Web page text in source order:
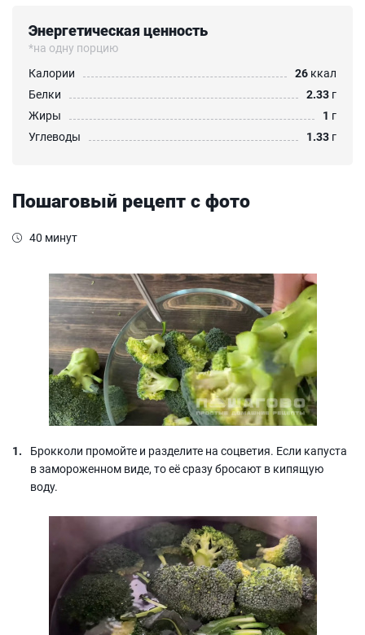
Энергетическая ценность
*на одну порцию
Калории
26 ккал
Белки
2.33 г
Жиры
1 г
Углеводы
1.33 г
Пошаговый рецепт с фото
40 минут
Брокколи промойте и разделите на соцветия. Если капуста
в замороженном виде, то её сразу бросают в кипящую
воду.